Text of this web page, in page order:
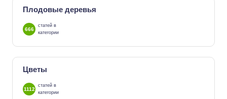
Плодовые деревья
666
статей в
категории
Цветы
1112
статей в
категории